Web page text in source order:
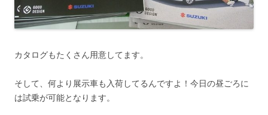
カタログもたくさん用意してます。
そして、何より展示車も入荷してるんですよ！今日の昼ごろに
は試乗が可能となります。